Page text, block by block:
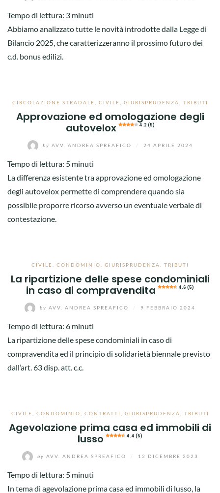
Tempo di lettura: 3 minuti
Abbiamo analizzato tutte le novità introdotte dalla Legge di
Bilancio 2025, che caratterizzeranno il prossimo futuro dei
c.d. bonus edilizi.
CIRCOLAZIONE STRADALE CIVILE GIURISPRUDENZA TRIBUTI
Approvazione ed omologazione degli
autovelox
4.2 (5)
by AVV. ANDREA SPREAFICO 24 APRILE 2024
Tempo di lettura: 5 minuti
La differenza esistente tra approvazione ed omologazione
degli autovelox permette di comprendere quando sia
possibile proporre ricorso avverso un eventuale verbale di
contestazione.
CIVILE CONDOMINIO GIURISPRUDENZA TRIBUTI
La ripartizione delle spese condominiali
in caso di compravendita
4.6 (5)
by AVV. ANDREA SPREAFICO 9 FEBBRAIO 2024
Tempo di lettura: 6 minuti
La ripartizione delle spese condominiali in caso di
compravendita ed il principio di solidarietà biennale previsto
dall’art. 63 disp. att. c.c.
CIVILE CONDOMINIO CONTRATTI GIURISPRUDENZA TRIBUTI
Agevolazione prima casa ed immobili di
lusso
4.4 (5)
by AVV. ANDREA SPREAFICO 12 DICEMBRE 2023
Tempo di lettura: 5 minuti
In tema di agevolazione prima casa ed immobili di lusso, la